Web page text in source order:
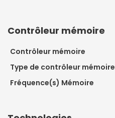
Contrôleur mémoire
Contrôleur mémoire
Type de contrôleur mémoire
Fréquence(s) Mémoire